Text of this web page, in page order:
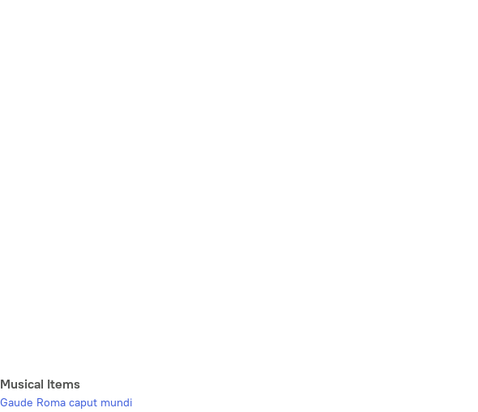
Musical Items
Gaude Roma caput mundi